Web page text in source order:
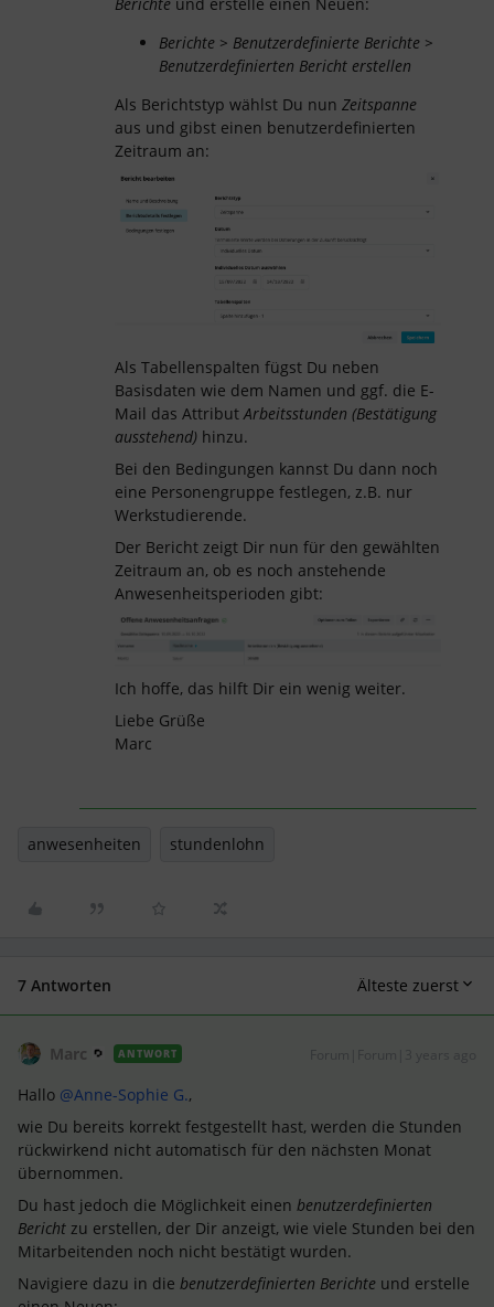
Berichte > Benutzerdefinierte Berichte >
Benutzerdefinierten Bericht erstellen
Als Berichtstyp wählst Du nun Zeitspanne
aus und gibst einen benutzerdefinierten
Zeitraum an:
Als Tabellenspalten fügst Du neben
Basisdaten wie dem Namen und ggf. die E-
Mail das AttributArbeitsstunden (Bestätigung
ausstehend) hinzu.
Bei den Bedingungen kannst Du dann noch
eine Personengruppe festlegen, z.B. nur
Werkstudierende.
Der Bericht zeigt Dir nun für den gewählten
Zeitraum an, ob es noch anstehende
Anwesenheitsperioden gibt:
Ich hoffe, das hilft Dir ein wenig weiter.
Liebe Grüße
Marc
anwesenheiten stundenlohn
7 Antworten Älteste zuerst
Marc ANTWORT
Hallo @Anne-Sophie G.,
wie Du bereits korrekt festgestellt hast, werden die Stunden
rückwirkend nicht automatisch für den nächsten Monat
übernommen.
Du hast jedoch die Möglichkeit einen benutzerdefinierten
Bericht zu erstellen, der Dir anzeigt, wie viele Stunden bei den
Mitarbeitenden noch nicht bestätigt wurden.
Navigiere dazu in die benutzerdefinierten Berichte und erstelle